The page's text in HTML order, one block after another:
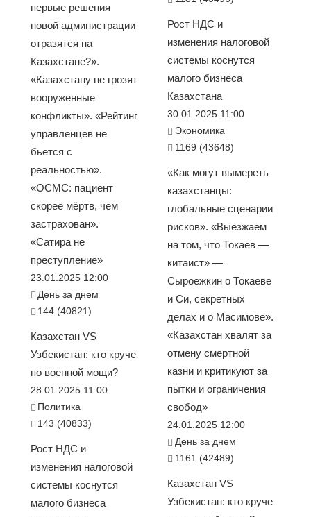
первые решения
новой администрации
отразятся на
Казахстане?».
«Казахстану не грозят
вооруженные
конфликты». «Рейтинг
управленцев не
бьется с
реальностью».
«ОСМС: пациент
скорее мёртв, чем
застрахован».
«Сатира не
преступление»
23.01.2025 12:00
День за днем
144 (40821)
Казахстан VS
Узбекистан: кто круче
по военной мощи?
28.01.2025 11:00
Политика
143 (40833)
Рост НДС и
изменения налоговой
системы коснутся
малого бизнеса
Рост НДС и
изменения налоговой
системы коснутся
малого бизнеса
Казахстана
30.01.2025 11:00
Экономика
1169 (43648)
«Как могут вымереть
казахстанцы:
глобальные сценарии
рисков». «Выезжаем
на том, что Токаев —
китаист» —
Сыроежкин о Токаеве
и Си, секретных
делах и о Масимове».
«Казахстан хвалят за
отмену смертной
казни и критикуют за
пытки и ограничения
свобод»
24.01.2025 12:00
День за днем
1161 (42489)
Казахстан VS
Узбекистан: кто круче